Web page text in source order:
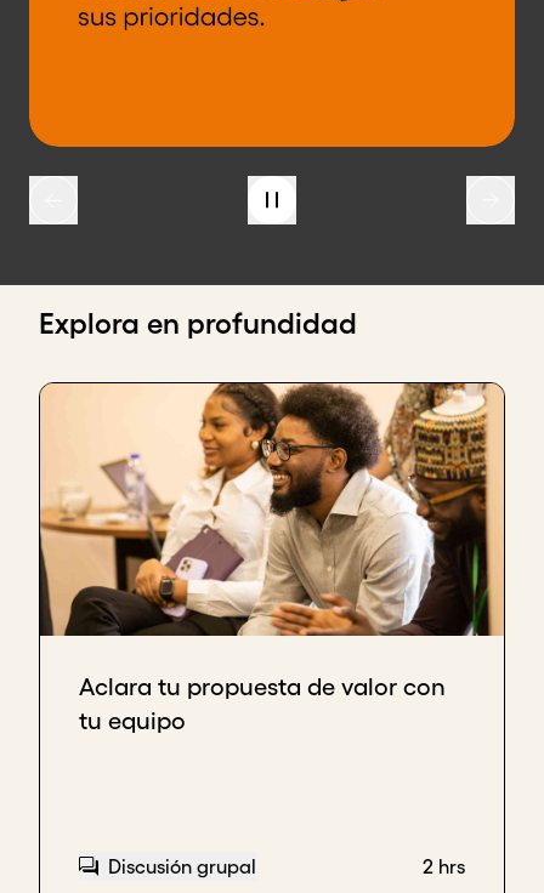
Explora en profundidad
Aclara tu propuesta de valor con
tu equipo
Discusión grupal 2 hrs